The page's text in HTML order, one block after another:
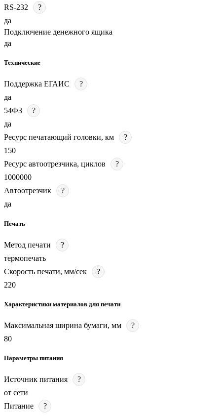
RS-232
?
да
Подключение денежного ящика
да
Технические
Поддержка ЕГАИС
?
да
54ФЗ
?
да
Ресурс печатающий головки, км
?
150
Ресурс автоотрезчика, циклов
?
1000000
Автоотрезчик
?
да
Печать
Метод печати
?
термопечать
Скорость печати, мм/сек
?
220
Характеристики материалов для печати
Максимальная ширина бумаги, мм
?
80
Параметры питания
Источник питания
?
от сети
Питание
?